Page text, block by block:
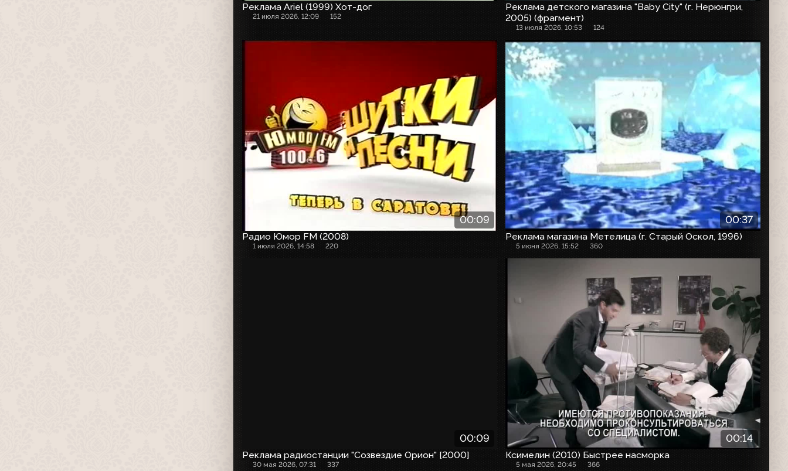
Реклама Ariel (1999) Хот-дог
21 июля 2026, 12:09 152
Реклама детского магазина "Baby City" (г. Нерюнгри,
2005) (фрагмент)
13 июля 2026, 10:53 124
00:09
Радио Юмор FM (2008)
1 июля 2026, 14:58 220
00:37
Реклама магазина Метелица (г. Старый Оскол, 1996)
5 июня 2026, 15:52 360
00:09
Реклама радиостанции "Созвездие Орион" [2000]
30 мая 2026, 07:31 337
00:14
Ксимелин (2010) Быстрее насморка
5 мая 2026, 20:45 366